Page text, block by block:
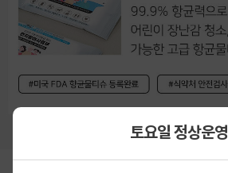
토요일 정상운영